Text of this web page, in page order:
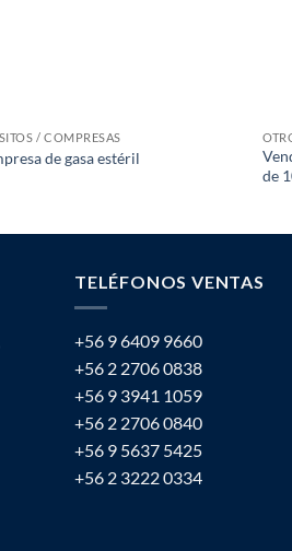
/ COMPRESAS
de gasa estéril
de
TELÉFONOS VENTAS
+56 9 6409 9660
+56 2 2706 0838
+56 9 3941 1059
+56 2 2706 0840
+56 9 5637 5425
+56 2 3222 0334